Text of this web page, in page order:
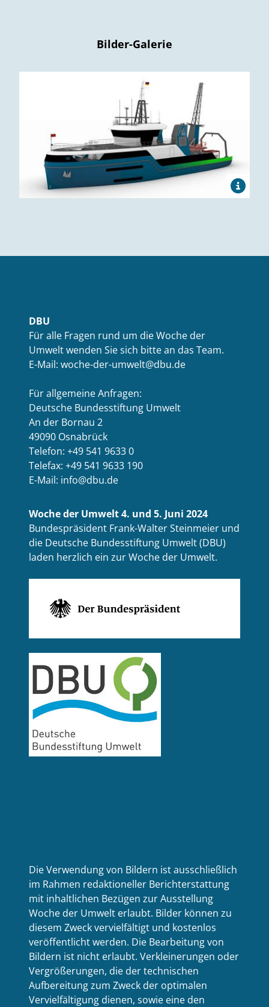
Bilder-Galerie
DBU
Für alle Fragen rund um die Woche der
Umwelt wenden Sie sich bitte an das Team.
E-Mail: woche-der-umwelt@dbu.de
Für allgemeine Anfragen:
Deutsche Bundesstiftung Umwelt
An der Bornau 2
49090 Osnabrück
Telefon: +49 541 9633 0
Telefax: +49 541 9633 190
E-Mail: info@dbu.de
Woche der Umwelt 4. und 5. Juni 2024
Bundespräsident Frank-Walter Steinmeier und
die Deutsche Bundesstiftung Umwelt (DBU)
laden herzlich ein zur Woche der Umwelt.
Die Verwendung von Bildern ist ausschließlich
im Rahmen redaktioneller Berichterstattung
mit inhaltlichen Bezügen zur Ausstellung
Woche der Umwelt erlaubt. Bilder können zu
diesem Zweck vervielfältigt und kostenlos
veröffentlicht werden. Die Bearbeitung von
Bildern ist nicht erlaubt. Verkleinerungen oder
Vergrößerungen, die der technischen
Aufbereitung zum Zweck der optimalen
Vervielfältigung dienen, sowie eine den